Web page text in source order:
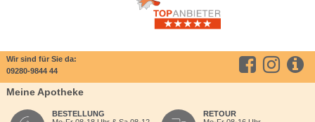
Wir sind für Sie da:
09280-9844 44
Meine Apotheke
BESTELLUNG
RETOUR